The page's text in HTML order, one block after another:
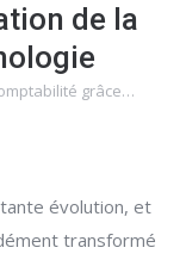
de la
grâce…
évolution, et
transformé